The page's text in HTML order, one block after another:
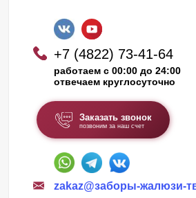
+7 (4822) 73-41-64
работаем с 00:00 до 24:00
отвечаем круглосуточно
Заказать звонок
позвоним за наш счет
zakaz@заборы-жалюзи-